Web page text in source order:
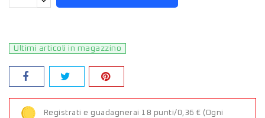
Ultimi articoli in magazzino
Registrati e guadagnerai 18 punti/0,36 € (Ogni